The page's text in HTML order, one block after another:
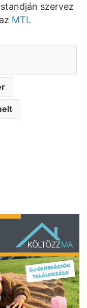
szervez
MTI.